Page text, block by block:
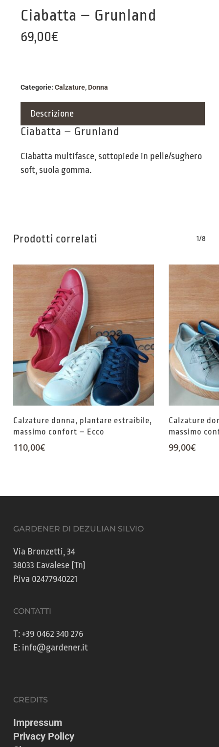
Ciabatta – Grunland
69,00€
Categorie: Calzature, Donna
Descrizione
Ciabatta – Grunland
Ciabatta multifasce, sottopiede in pelle/sughero
soft, suola gomma.
Prodotti correlati 1/8
Calzature donna, plantare estraibile,
massimo confort – Ecco
110,00€
Calzature
massimo
99,00€
GARDENER DI DEZULIAN SILVIO
Via Bronzetti, 34
38033 Cavalese (Tn)
P.iva 02477940221
CONTATTI
T:+39 0462 340 276
E: info@gardener.it
CREDITS
Impressum
Privacy Policy